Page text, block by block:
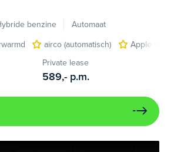
benzine
Automaat
airco (automatisch)
Apple
Private lease
589,- p.m.